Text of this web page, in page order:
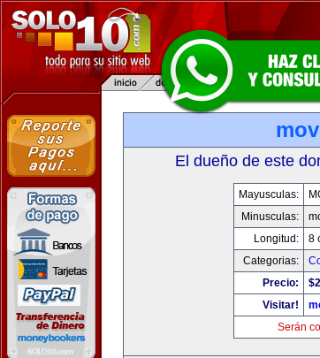
El dueño de este
Mayusculas:
Minusculas:
Longitud:
8
Categorias:
Precio:
Visitar!
Serán